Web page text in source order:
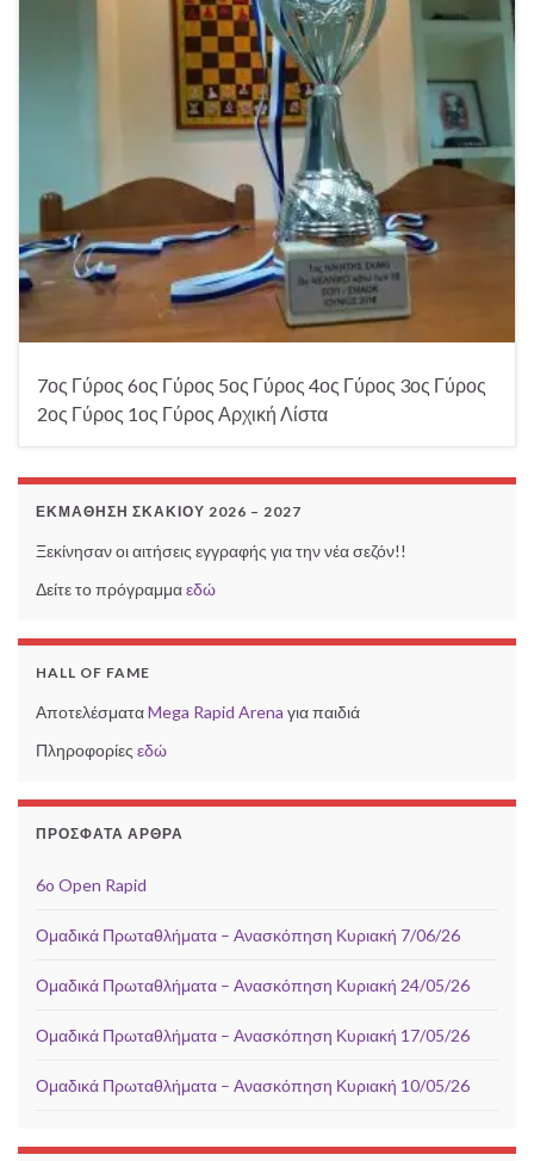
7ος Γύρος 6ος Γύρος 5ος Γύρος 4ος Γύρος 3ος Γύρος
2ος Γύρος 1ος Γύρος Αρχική Λίστα
ΕΚΜΆΘΗΣΗ ΣΚΑΚΙΟΎ 2026 – 2027
Ξεκίνησαν οι αιτήσεις εγγραφής για την νέα σεζόν!!
Δείτε το πρόγραμμαεδώ
HALL OF FAME
ΑποτελέσματαMega Rapid Arena για παιδιά
Πληροφορίες εδώ
ΠΡΌΣΦΑΤΑ ΆΡΘΡΑ
6o Open Rapid
Ομαδικά Πρωταθλήματα – Ανασκόπηση Κυριακή 7/06/26
Ομαδικά Πρωταθλήματα – Ανασκόπηση Κυριακή 24/05/26
Ομαδικά Πρωταθλήματα – Ανασκόπηση Κυριακή 17/05/26
Ομαδικά Πρωταθλήματα – Ανασκόπηση Κυριακή 10/05/26